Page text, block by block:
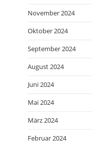
November 2024
Oktober 2024
September 2024
August 2024
Juni 2024
Mai 2024
März 2024
Februar 2024